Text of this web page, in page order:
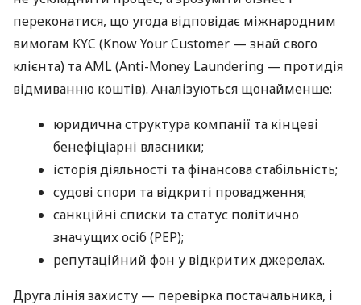
переконатися, що угода відповідає міжнародним
вимогам KYC (Know Your Customer — знай свого
клієнта) та AML (Anti-Money Laundering — протидія
відмиванню коштів). Аналізуються щонайменше:
юридична структура компанії та кінцеві
бенефіціарні власники;
історія діяльності та фінансова стабільність;
судові спори та відкриті провадження;
санкційні списки та статус політично
значущих осіб (PEP);
репутаційний фон у відкритих джерелах.
Друга лінія захисту — перевірка постачальника, і